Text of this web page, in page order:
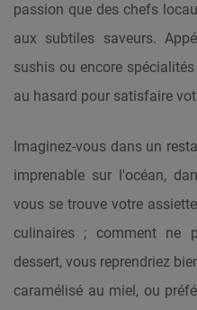
passion que des chefs
aux subtiles saveurs.
sushis ou encore
au hasard pour satisfaire
Imaginez-vous dans un
imprenable sur l'océan,
vous se trouve votre
culinaires ; comment ne
dessert, vous reprendriez
caramélisé au miel, ou